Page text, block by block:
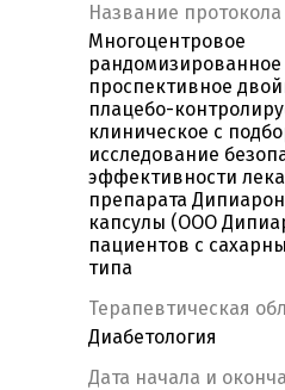
Название протокола
Многоцентровое
рандомизированное
проспективное
плацебо-
клиническое с
исследование
эффективности
препарата
капсулы (ООО
пациентов с
типа
Терапевтическая
Диабетология
Дата начала и